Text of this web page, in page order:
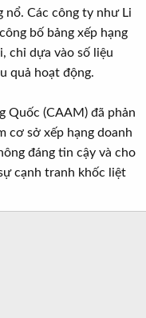
nổ. Các công ty như Li
bố bảng xếp hạng
chỉ dựa vào số liệu
quả hoạt động.
Quốc (CAAM) đã phản
cơ sở xếp hạng doanh
đáng tin cậy và cho
cạnh tranh khốc liệt